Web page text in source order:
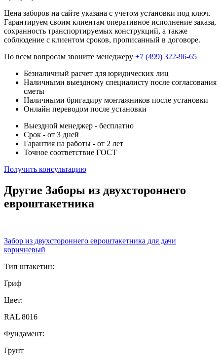
Цена заборов на сайте указана с учетом установки под ключ.
Гарантируем своим клиентам оперативное исполнение заказа,
сохранность транспортируемых конструкций, а также
соблюдение с клиентом сроков, прописанный в договоре.
По всем вопросам звоните менеджеру +7 (499) 322-96-65
Безналичный расчет для юридических лиц
Наличными выездному специалисту после согласования
сметы
Наличными бригадиру монтажников после установки
Онлайн переводом после установки
Выездной менеджер - бесплатно
Срок - от 3 дней
Гарантия на работы - от 2 лет
Точное соответствие ГОСТ
Получить консультацию
Другие Заборы из двухстороннего
евроштакетника
Забор из двухстороннего евроштакетника для дачи
коричневый
Тип штакетин:
Гриф
Цвет:
RAL 8016
Фундамент:
Грунт